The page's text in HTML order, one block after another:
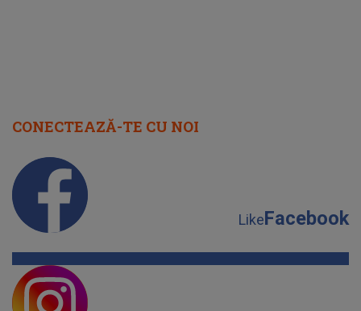
CONECTEAZĂ-TE CU NOI
LikeFacebook